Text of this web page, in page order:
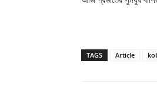
TAGS Article